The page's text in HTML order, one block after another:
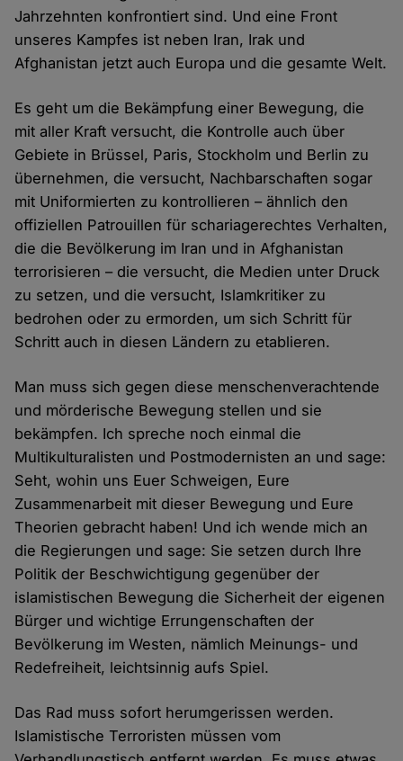
Jahrzehnten konfrontiert sind. Und eine Front
unseres Kampfes ist neben Iran, Irak und
Afghanistan jetzt auch Europa und die gesamte Welt.
Es geht um die Bekämpfung einer Bewegung, die
mit aller Kraft versucht, die Kontrolle auch über
Gebiete in Brüssel, Paris, Stockholm und Berlin zu
übernehmen, die versucht, Nachbarschaften sogar
mit Uniformierten zu kontrollieren – ähnlich den
offiziellen Patrouillen für schariagerechtes Verhalten,
die die Bevölkerung im Iran und in Afghanistan
terrorisieren – die versucht, die Medien unter Druck
zu setzen, und die versucht, Islamkritiker zu
bedrohen oder zu ermorden, um sich Schritt für
Schritt auch in diesen Ländern zu etablieren.
Man muss sich gegen diese menschenverachtende
und mörderische Bewegung stellen und sie
bekämpfen. Ich spreche noch einmal die
Multikulturalisten und Postmodernisten an und sage:
Seht, wohin uns Euer Schweigen, Eure
Zusammenarbeit mit dieser Bewegung und Eure
Theorien gebracht haben! Und ich wende mich an
die Regierungen und sage: Sie setzen durch Ihre
Politik der Beschwichtigung gegenüber der
islamistischen Bewegung die Sicherheit der eigenen
Bürger und wichtige Errungenschaften der
Bevölkerung im Westen, nämlich Meinungs- und
Redefreiheit, leichtsinnig aufs Spiel.
Das Rad muss sofort herumgerissen werden.
Islamistische Terroristen müssen vom